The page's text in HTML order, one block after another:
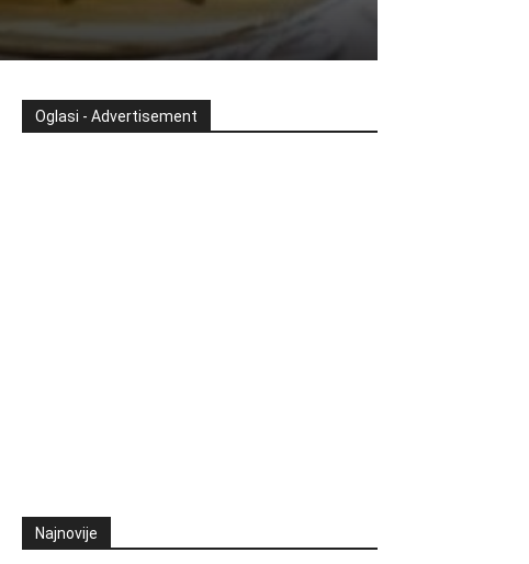
Oglasi - Advertisement
Najnovije